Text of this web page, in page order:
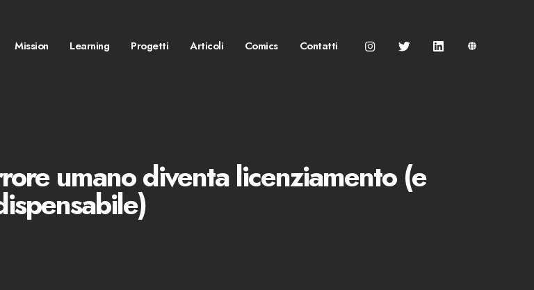
Mission Learning Progetti Articoli Comics Contatti
umano diventa licenziamento (e